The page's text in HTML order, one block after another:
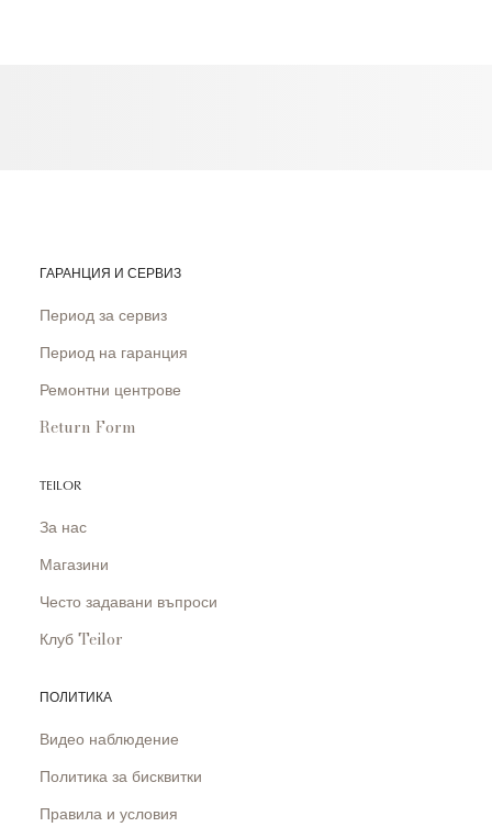
ГАРАНЦИЯ И СЕРВИЗ
Период за сервиз
Период на гаранция
Ремонтни центрове
Return Form
TEILOR
За нас
Магазини
Често задавани въпроси
Клуб Teilor
ПОЛИТИКА
Видео наблюдение
Политика за бисквитки
Правила и условия